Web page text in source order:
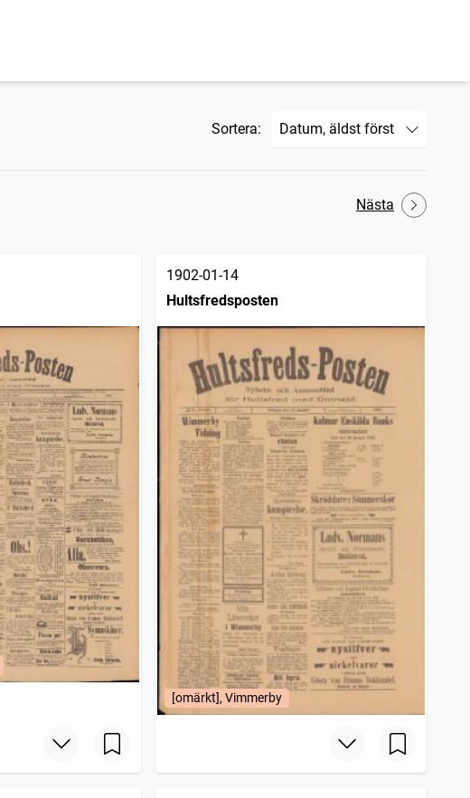
Sortera:
Nästa
1902-01-14
Hultsfredsposten
[omärkt], Vimmerby